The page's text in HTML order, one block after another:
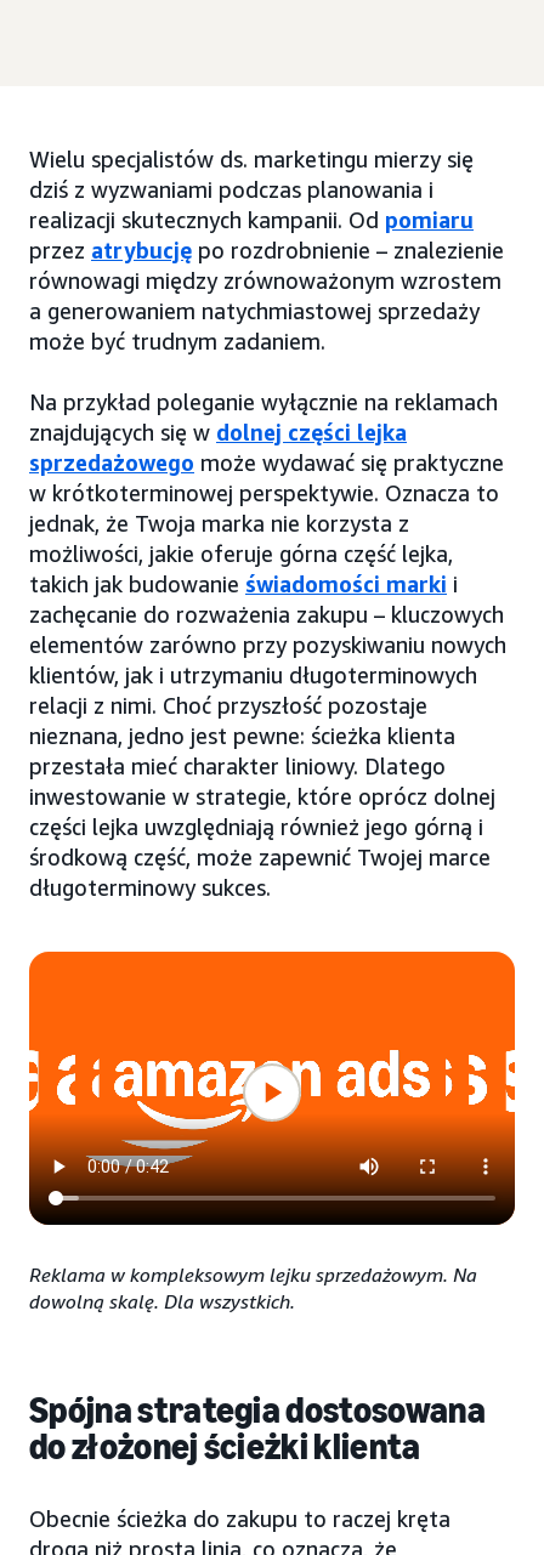
Wielu specjalistów ds. marketingu mierzy się
dziś z wyzwaniami podczas planowania i
realizacji skutecznych kampanii. Od pomiaru
przez atrybucję po rozdrobnienie – znalezienie
równowagi między zrównoważonym wzrostem
a generowaniem natychmiastowej sprzedaży
może być trudnym zadaniem.
Na przykład poleganie wyłącznie na reklamach
znajdujących się w dolnej części lejka
sprzedażowego może wydawać się praktyczne
w krótkoterminowej perspektywie. Oznacza to
jednak, że Twoja marka nie korzysta z
możliwości, jakie oferuje górna część lejka,
takich jak budowanie świadomości marki i
zachęcanie do rozważenia zakupu – kluczowych
elementów zarówno przy pozyskiwaniu nowych
klientów, jak i utrzymaniu długoterminowych
relacji z nimi. Choć przyszłość pozostaje
nieznana, jedno jest pewne: ścieżka klienta
przestała mieć charakter liniowy. Dlatego
inwestowanie w strategie, które oprócz dolnej
części lejka uwzględniają również jego górną i
środkową część, może zapewnić Twojej marce
długoterminowy sukces.
Reklama w kompleksowym lejku sprzedażowym. Na
dowolną skalę. Dla wszystkich.
Spójna strategia dostosowana
do złożonej ścieżki klienta
Obecnie ścieżka do zakupu to raczej kręta
droga niż prosta linia, co oznacza, że